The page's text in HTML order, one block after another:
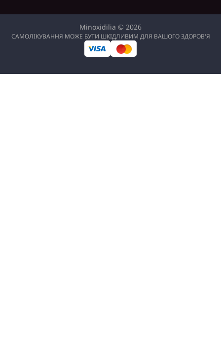
Minoxidilia © 2026
САМОЛІКУВАННЯ МОЖЕ БУТИ ШКІДЛИВИМ ДЛЯ ВАШОГО ЗДОРОВ'Я